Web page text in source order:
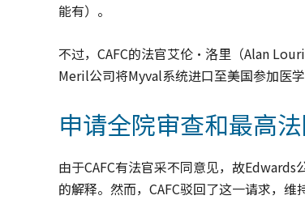
能有）。
不过，CAFC的法官艾伦·洛里（Alan
Meril公司将Myval系统进口至美国参加医
申请全院审查和最高
由于CAFC有法官采不同意见，故
的解释。然而，CAFC驳回了这一请求，维